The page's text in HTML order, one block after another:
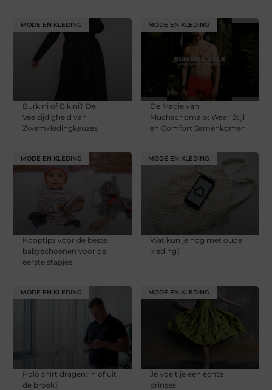
MODE EN KLEDING
Burkini of Bikini? De
Veelzijdigheid van
Zwemkledingkeuzes
MODE EN KLEDING
De Magie van
Muchachomalo: Waar Stijl
en Comfort Samenkomen
MODE EN KLEDING
Kooptips voor de beste
babyschoenen voor de
eerste stapjes
MODE EN KLEDING
Wat kun je nog met oude
kleding?
MODE EN KLEDING
Polo shirt dragen: in of uit
de broek?
MODE EN KLEDING
Je voelt je een echte
prinses